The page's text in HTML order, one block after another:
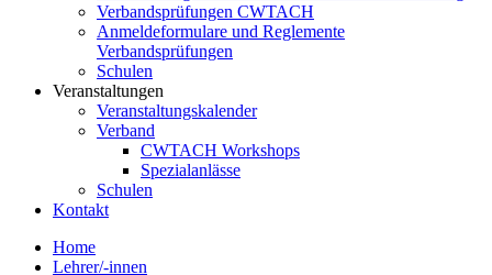
Verbandsprüfungen CWTACH
Anmeldeformulare und Reglemente
Verbandsprüfungen
Schulen
Veranstaltungen
Veranstaltungskalender
Verband
CWTACH Workshops
Spezialanlässe
Schulen
Kontakt
Home
Lehrer/-innen